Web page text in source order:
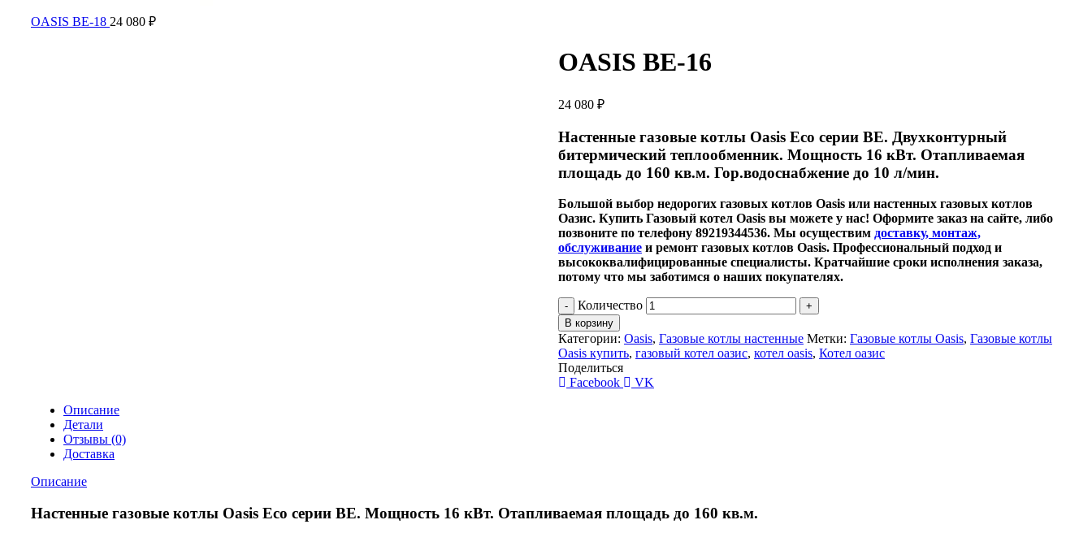
OASIS BE-18 24 080 ₽
OASIS BE-16
24 080 ₽
Настенные газовые котлы Oasis Eco серии BE. Двухконтурный
битермический теплообменник. Мощность 16 кВт. Отапливаемая
площадь до 160 кв.м. Гор.водоснабжение до 10 л/мин.
Большой выбор недорогих газовых котлов Oasis или настенных газовых котлов
Оазис. Купить Газовый котел Oasis вы можете у нас! Оформите заказ на сайте, либо
позвоните по телефону 89219344536. Мы осуществим доставку, монтаж,
обслуживание и ремонт газовых котлов Oasis. Профессиональный подход и
высококвалифицированные специалисты. Кратчайшие сроки исполнения заказа,
потому что мы заботимся о наших покупателях.
Количество
В корзину
Категории: Oasis, Газовые котлы настенные Метки: Газовые котлы Oasis, Газовые котлы
Oasis купить, газовый котел оазис, котел oasis, Котел оазис
Поделиться
Facebook
VK
Описание
Детали
Отзывы (0)
Доставка
Описание
Настенные газовые котлы Oasis Eco серии BE. Мощность 16 кВт. Отапливаемая площадь до 160 кв.м.